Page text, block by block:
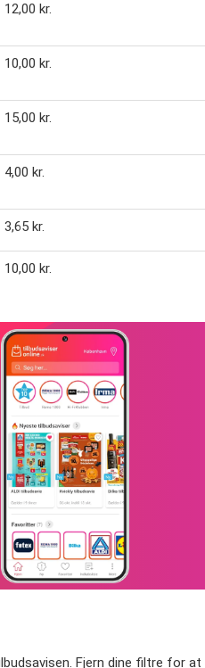
12,00 kr.
10,00 kr.
15,00 kr.
4,00 kr.
3,65 kr.
10,00 kr.
Fjern dine filtre for